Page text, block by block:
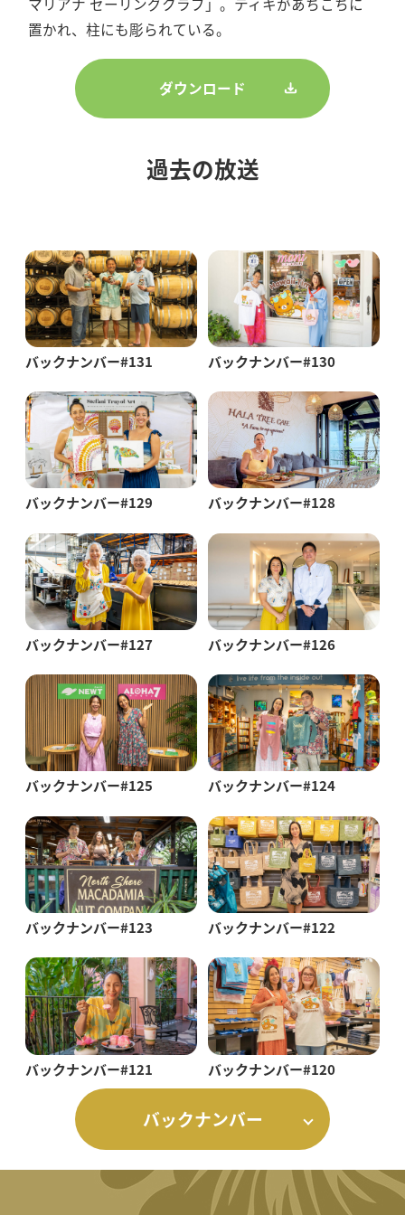
マリアナ セーリングクラブ」。ティキがあちこちに
置かれ、柱にも彫られている。
ダウンロード
過去の放送
バックナンバー#131 バックナンバー#130
バックナンバー#129 バックナンバー#128
バックナンバー#127 バックナンバー#126
バックナンバー#125 バックナンバー#124
バックナンバー#123 バックナンバー#122
バックナンバー#121 バックナンバー#120
バックナンバー